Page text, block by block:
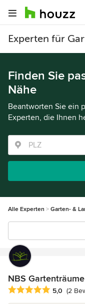
Experten für
Finden Sie
Nähe
Beantworten Sie ein
Experten, die Ihnen
Alle Experten Garten- &
NBS Gartenträume
Durchschnittliche
5,0 (2